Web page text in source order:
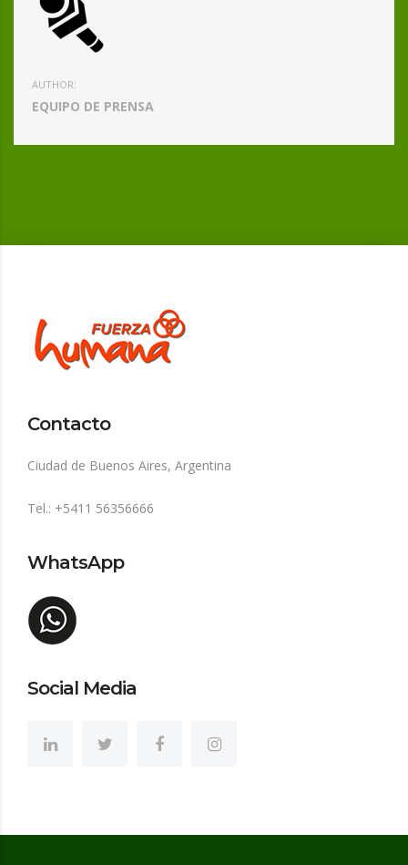
AUTHOR:
EQUIPO DE PRENSA
Contacto
Ciudad de Buenos Aires, Argentina
Tel.: +5411 56356666
WhatsApp
Social Media